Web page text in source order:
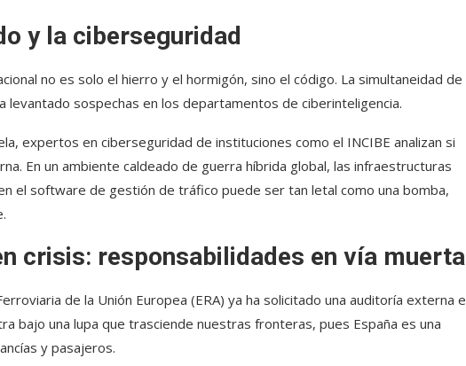
y la ciberseguridad
no es solo el hierro y el hormigón, sino el código. La simultaneidad de
sospechas en los departamentos de ciberinteligencia.
expertos en ciberseguridad de instituciones como el INCIBE analizan si
En un ambiente caldeado de guerra híbrida global, las infraestructuras
el software de gestión de tráfico puede ser tan letal como una bomba,
crisis: responsabilidades en vía muerta
de la Unión Europea (ERA) ya ha solicitado una auditoría externa e
bajo una lupa que trasciende nuestras fronteras, pues España es una
y pasajeros.